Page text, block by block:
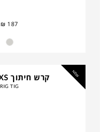
₪ 187
NEW קרש חיתוך CUT-IT XS
RIG TIG